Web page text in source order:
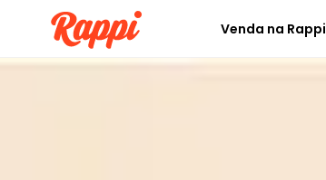
Venda na Rappi